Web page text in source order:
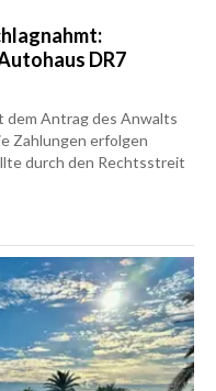
DR7
dem Antrag des Anwalts
Zahlungen erfolgen
durch den Rechtsstreit